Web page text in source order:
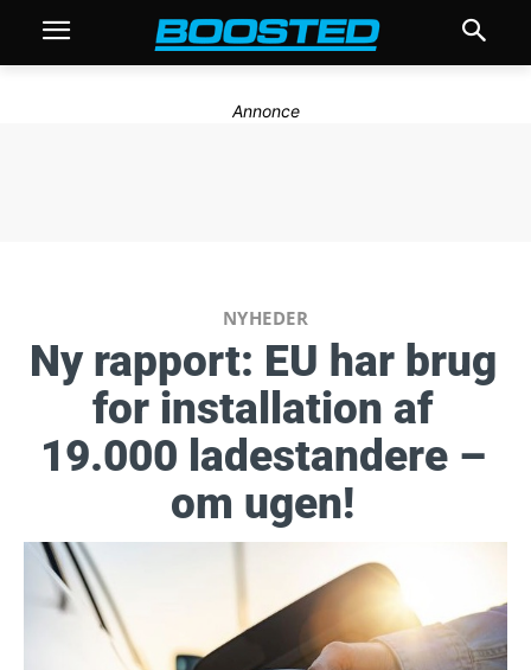
Annonce
NYHEDER
Ny rapport: EU har brug
for installation af
19.000 ladestandere –
om ugen!